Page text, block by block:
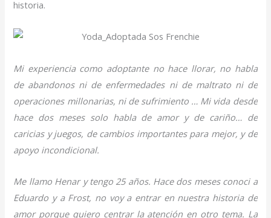
historia.
Mi experiencia como adoptante no hace llorar, no habla
de abandonos ni de enfermedades ni de maltrato ni de
operaciones millonarias, ni de sufrimiento … Mi vida desde
hace dos meses solo habla de amor y de cariño… de
caricias y juegos, de cambios importantes para mejor, y de
apoyo incondicional.
Me llamo Henar y tengo 25 años. Hace dos meses conoci a
Eduardo y a Frost, no voy a entrar en nuestra historia de
amor porque quiero centrar la atención en otro tema. La